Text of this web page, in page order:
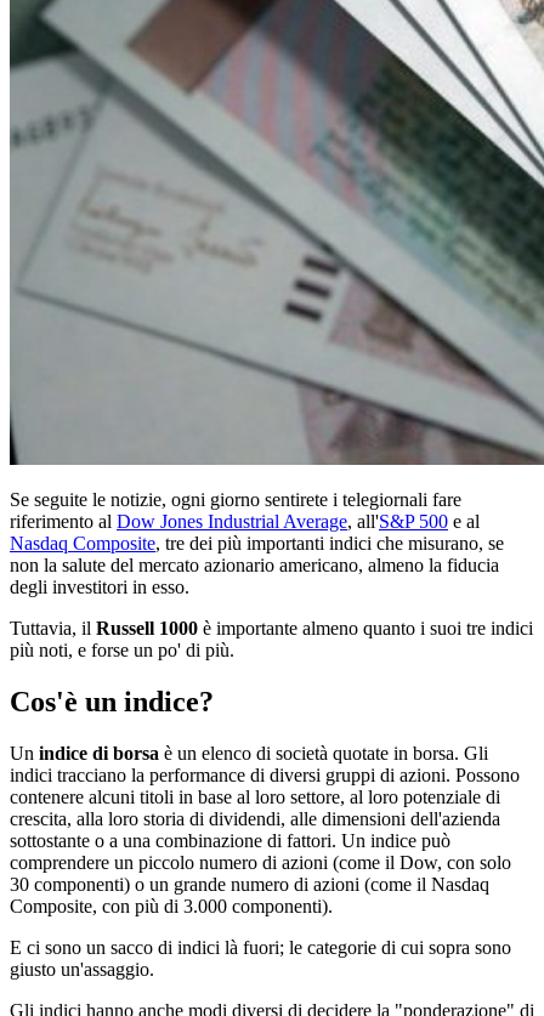
Se seguite le notizie, ogni giorno sentirete i telegiornali fare
riferimento al Dow Jones Industrial Average, all'S&P 500 e al
Nasdaq Composite, tre dei più importanti indici che misurano, se
non la salute del mercato azionario americano, almeno la fiducia
degli investitori in esso.
Tuttavia, il Russell 1000 è importante almeno quanto i suoi tre indici
più noti, e forse un po' di più.
Cos'è un indice?
Un indice di borsa è un elenco di società quotate in borsa. Gli
indici tracciano la performance di diversi gruppi di azioni. Possono
contenere alcuni titoli in base al loro settore, al loro potenziale di
crescita, alla loro storia di dividendi, alle dimensioni dell'azienda
sottostante o a una combinazione di fattori. Un indice può
comprendere un piccolo numero di azioni (come il Dow, con solo
30 componenti) o un grande numero di azioni (come il Nasdaq
Composite, con più di 3.000 componenti).
E ci sono un sacco di indici là fuori; le categorie di cui sopra sono
giusto un'assaggio.
Gli indici hanno anche modi diversi di decidere la "ponderazione" di